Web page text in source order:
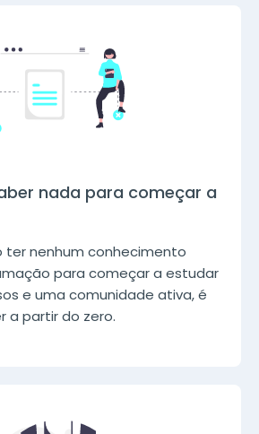
nada para começar a
ter nenhum conhecimento
para começar a estudar
e uma comunidade ativa, é
a partir do zero.